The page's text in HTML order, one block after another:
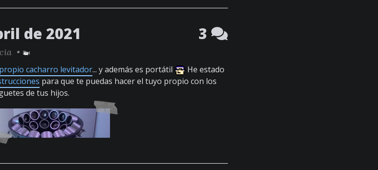
de 2021 3
•
cacharro levitador... y además es portátil
He estado
para que te puedas hacer el tuyo propio con los
de tus hijos.